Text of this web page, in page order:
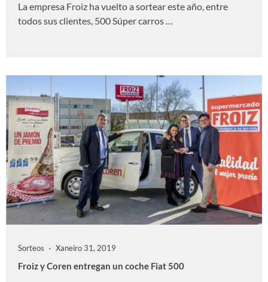
La empresa Froiz ha vuelto a sortear este año, entre
todos sus clientes, 500 Súper carros …
Sorteos Xaneiro 31, 2019
Froiz y Coren entregan un coche Fiat 500